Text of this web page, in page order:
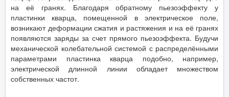
на её гранях. Благодаря обратному пьезоэффекту у
пластинки кварца, помещенной в электрическое поле,
возникают деформации сжатия и растяжения и на её гранях
появляются заряды за счет прямого пьезоэффекта. Будучи
механической колебательной системой с распределёнными
параметрами пластинка кварца подобно, например,
электрической длинной линии обладает множеством
собственных частот.